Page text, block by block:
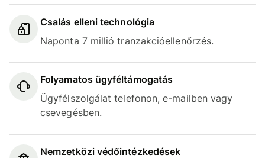
Csalás elleni technológia
Naponta 7 millió tranzakcióellenőrzés.
Folyamatos ügyféltámogatás
Ügyfélszolgálat telefonon, e-mailben vagy
csevegésben.
Nemzetközi védőintézkedések